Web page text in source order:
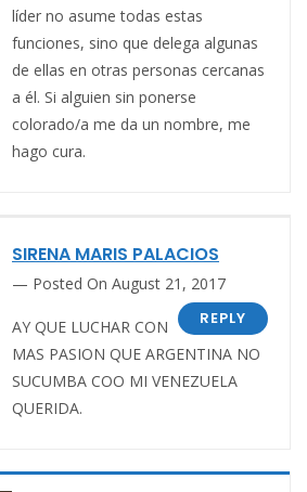
líder no asume todas estas
funciones, sino que delega algunas
de ellas en otras personas cercanas
a él. Si alguien sin ponerse
colorado/a me da un nombre, me
hago cura.
SIRENA MARIS PALACIOS
Posted On August 21, 2017
REPLY
AY QUE LUCHAR CON
MAS PASION QUE ARGENTINA NO
SUCUMBA COO MI VENEZUELA
QUERIDA.